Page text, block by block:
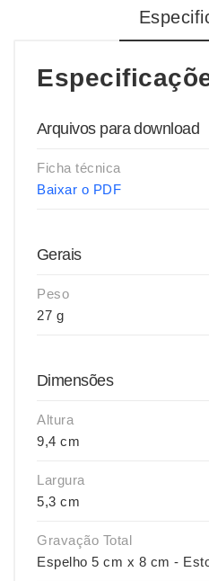
Arquivos para download
Ficha técnica
Baixar o PDF
Gerais
Peso
27 g
Dimensões
Altura
9,4 cm
Largura
5,3 cm
Gravação Total
Espelho 5 cm x 8 cm -